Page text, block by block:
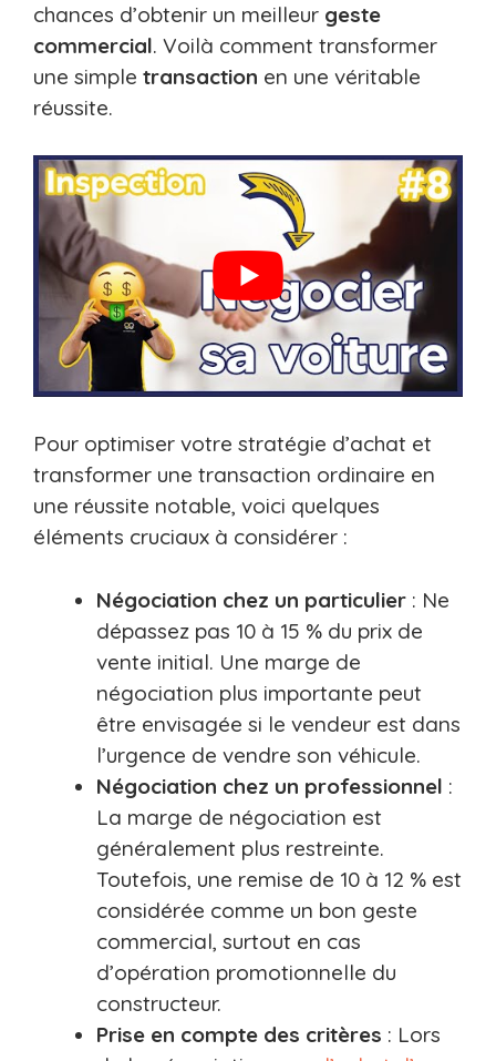
chances d’obtenir un meilleur geste
commercial. Voilà comment transformer
une simple transaction en une véritable
réussite.
Pour optimiser votre stratégie d’achat et
transformer une transaction ordinaire en
une réussite notable, voici quelques
éléments cruciaux à considérer :
Négociation chez un particulier : Ne
dépassez pas 10 à 15 % du prix de
vente initial. Une marge de
négociation plus importante peut
être envisagée si le vendeur est dans
l’urgence de vendre son véhicule.
Négociation chez un professionnel :
La marge de négociation est
généralement plus restreinte.
Toutefois, une remise de 10 à 12 % est
considérée comme un bon geste
commercial, surtout en cas
d’opération promotionnelle du
constructeur.
Prise en compte des critères : Lors